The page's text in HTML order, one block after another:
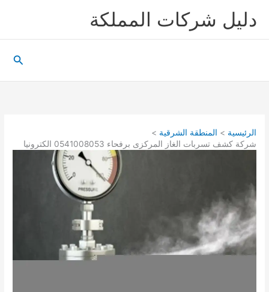
دليل شركات المملكة
الرئيسية
المنطقة الشرقية
شركة كشف تسربات الغاز المركزى برفحاء 0541008053 الكترونيا